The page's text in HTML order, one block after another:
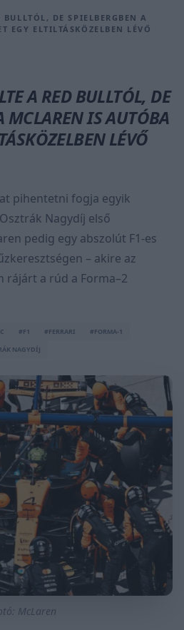
DE SPIELBERGBEN A
EGY ELTILTÁSKÖZELBEN LÉVŐ
A RED BULLTÓL, DE
MCLAREN IS AUTÓBA
LÉVŐ
pihentetni fogja egyik
Nagydíj első
pedig egy abszolút F1-es
– akire az
rájárt a rúd a Forma–2
#F1 #FERRARI
#FORMA-1
NAGYDÍJ
McLaren